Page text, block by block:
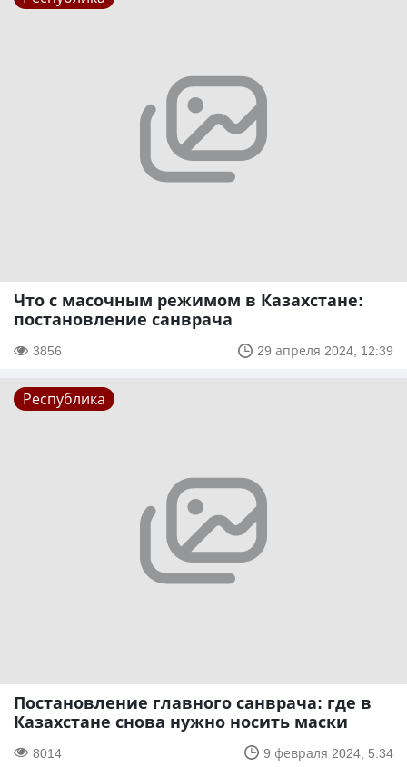
Что с масочным режимом в Казахстане:
постановление санврача
3856 29 апреля 2024, 12:39
Республика
Постановление главного санврача: где в
Казахстане снова нужно носить маски
8014 9 февраля 2024, 5:34